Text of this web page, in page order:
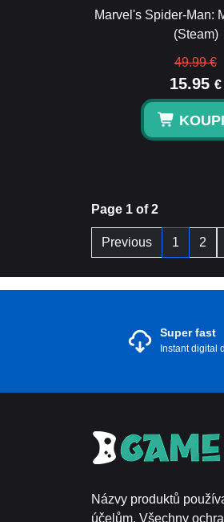
Marvel's Spider-Man:
(Steam)
49.99 €
15.95 €
Page 1 of 2
Previous 1 2
Super fast
Instant digital
Názvy produktů
účelům. Všechny